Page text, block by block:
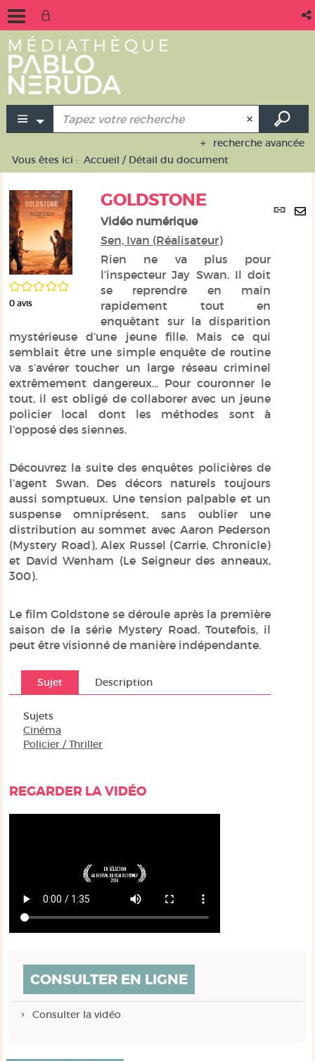
recherche avancée
Vous êtes ici : Accueil / Détail du document
/5
0 avis
GOLDSTONE
Vidéo numérique
Sen, Ivan (Réalisateur)
Rien ne va plus pour
l’inspecteur Jay Swan. Il doit
se reprendre en main
rapidement tout en
enquêtant sur la disparition
mystérieuse d’une jeune fille. Mais ce qui
semblait être une simple enquête de routine
va s’avérer toucher un large réseau criminel
extrêmement dangereux... Pour couronner le
tout, il est obligé de collaborer avec un jeune
policier local dont les méthodes sont à
l’opposé des siennes.
Découvrez la suite des enquêtes policières de
l’agent Swan. Des décors naturels toujours
aussi somptueux. Une tension palpable et un
suspense omniprésent, sans oublier une
distribution au sommet avec Aaron Pederson
(Mystery Road), Alex Russel (Carrie, Chronicle)
et David Wenham (Le Seigneur des anneaux,
300).
Le filmGoldstone se déroule après la première
saison de la série Mystery Road. Toutefois, il
peut être visionné de manière indépendante.
Sujet Description
Sujets
Cinéma
Policier / Thriller
REGARDER LA VIDÉO
CONSULTER EN LIGNE
Consulter la vidéo